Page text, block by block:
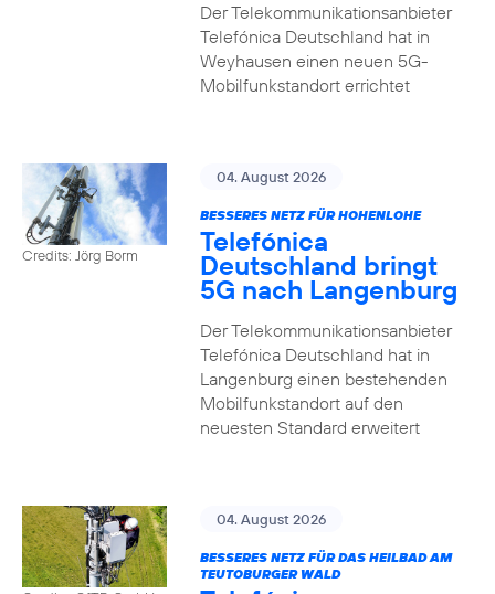
Der Telekommunikationsanbieter
Telefónica Deutschland hat in
Weyhausen einen neuen 5G-
Mobilfunkstandort errichtet
Credits: Jörg Borm
04. August 2026
BESSERES NETZ FÜR HOHENLOHE
Telefónica
Deutschland bringt
5G nach Langenburg
Der Telekommunikationsanbieter
Telefónica Deutschland hat in
Langenburg einen bestehenden
Mobilfunkstandort auf den
neuesten Standard erweitert
04. August 2026
BESSERES NETZ FÜR DAS HEILBAD AM
TEUTOBURGER WALD